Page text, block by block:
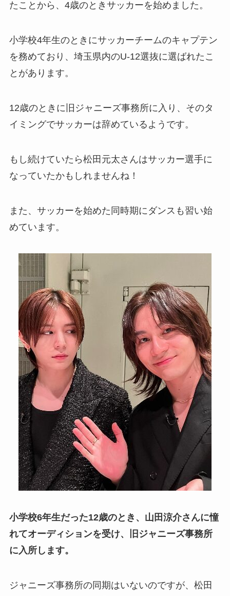
たことから、4歳のときサッカーを始めました。
小学校4年生のときにサッカーチームのキャプテン
を務めており、埼玉県内のU‐12選抜に選ばれたこ
とがあります。
12歳のときに旧ジャニーズ事務所に入り、そのタ
イミングでサッカーは辞めているようです。
もし続けていたら松田元太さんはサッカー選手に
なっていたかもしれませんね！
また、サッカーを始めた同時期にダンスも習い始
めています。
小学校6年生だった12歳のとき、山田涼介さんに憧
れてオーディションを受け、旧ジャニーズ事務所
に入所します。
ジャニーズ事務所の同期はいないのですが、松田